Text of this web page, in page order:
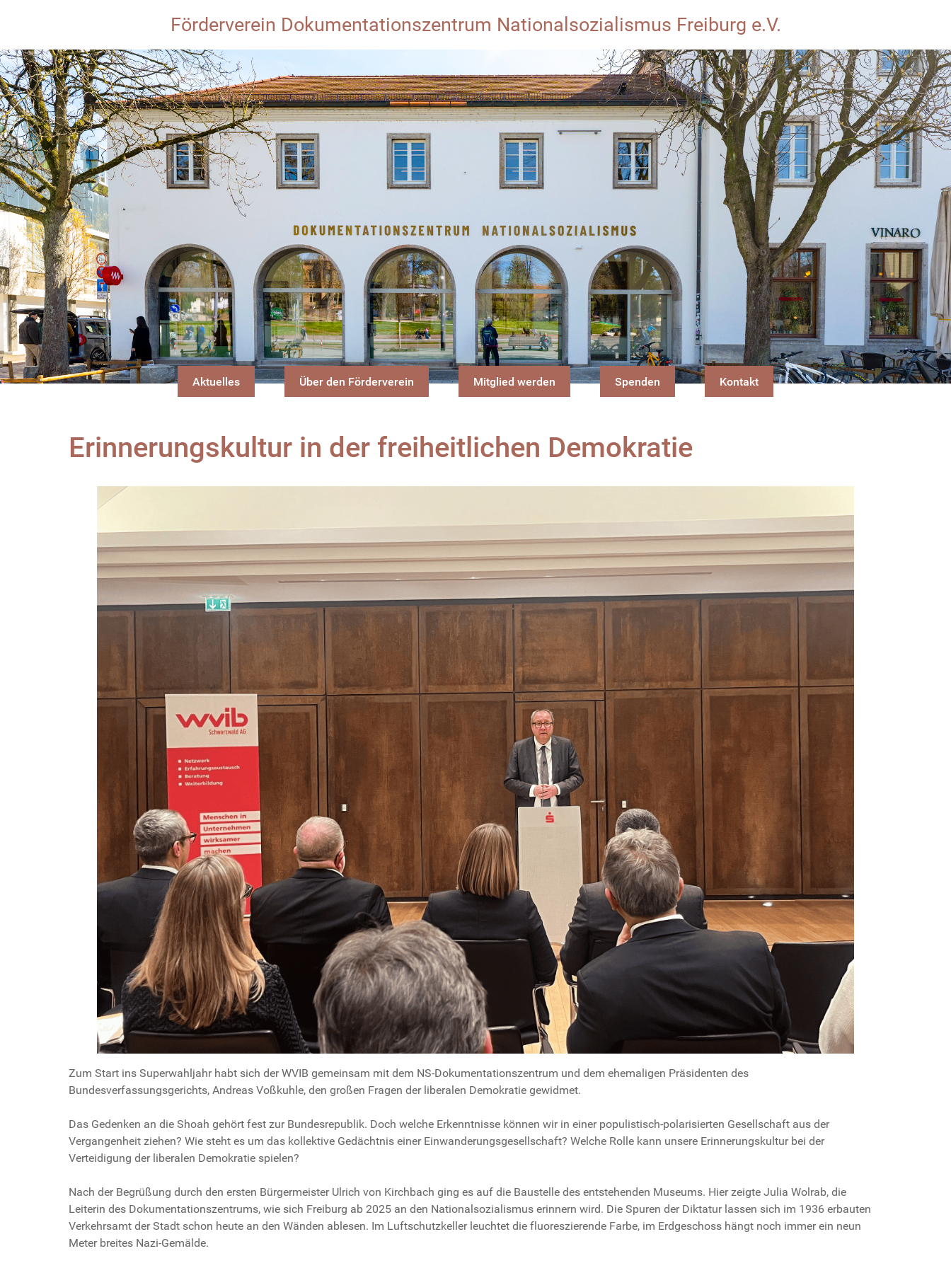
Förderverein Dokumentationszentrum Nationalsozialismus Freiburg e.V.
Aktuelles Über den Förderverein Mitglied werden Spenden Kontakt
Erinnerungskultur in der freiheitlichen Demokratie
Zum Start ins Superwahljahr habt sich der WVIB gemeinsam mit dem NS-Dokumentationszentrum und dem ehemaligen Präsidenten des
Bundesverfassungsgerichts, Andreas Voßkuhle, den großen Fragen der liberalen Demokratie gewidmet.
Das Gedenken an die Shoah gehört fest zur Bundesrepublik. Doch welche Erkenntnisse können wir in einer populistisch-polarisierten Gesellschaft aus der
Vergangenheit ziehen? Wie steht es um das kollektive Gedächtnis einer Einwanderungsgesellschaft? Welche Rolle kann unsere Erinnerungskultur bei der
Verteidigung der liberalen Demokratie spielen?
Nach der Begrüßung durch den ersten Bürgermeister Ulrich von Kirchbach ging es auf die Baustelle des entstehenden Museums. Hier zeigte Julia Wolrab, die
Leiterin des Dokumentationszentrums, wie sich Freiburg ab 2025 an den Nationalsozialismus erinnern wird. Die Spuren der Diktatur lassen sich im 1936 erbauten
Verkehrsamt der Stadt schon heute an den Wänden ablesen. Im Luftschutzkeller leuchtet die fluoreszierende Farbe, im Erdgeschoss hängt noch immer ein neun
Meter breites Nazi-Gemälde.